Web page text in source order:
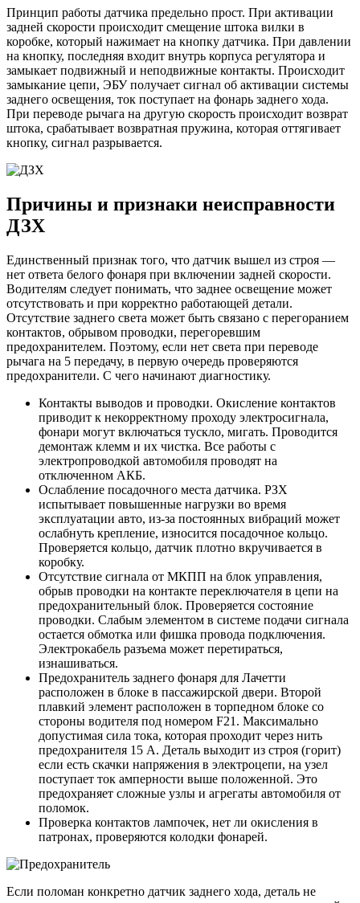
Принцип работы датчика предельно прост. При активации
задней скорости происходит смещение штока вилки в
коробке, который нажимает на кнопку датчика. При давлении
на кнопку, последняя входит внутрь корпуса регулятора и
замыкает подвижный и неподвижные контакты. Происходит
замыкание цепи, ЭБУ получает сигнал об активации системы
заднего освещения, ток поступает на фонарь заднего хода.
При переводе рычага на другую скорость происходит возврат
штока, срабатывает возвратная пружина, которая оттягивает
кнопку, сигнал разрывается.
Причины и признаки неисправности
ДЗХ
Единственный признак того, что датчик вышел из строя —
нет ответа белого фонаря при включении задней скорости.
Водителям следует понимать, что заднее освещение может
отсутствовать и при корректно работающей детали.
Отсутствие заднего света может быть связано с перегоранием
контактов, обрывом проводки, перегоревшим
предохранителем. Поэтому, если нет света при переводе
рычага на 5 передачу, в первую очередь проверяются
предохранители. С чего начинают диагностику.
Контакты выводов и проводки. Окисление контактов
приводит к некорректному проходу электросигнала,
фонари могут включаться тускло, мигать. Проводится
демонтаж клемм и их чистка. Все работы с
электропроводкой автомобиля проводят на
отключенном АКБ.
Ослабление посадочного места датчика. РЗХ
испытывает повышенные нагрузки во время
эксплуатации авто, из-за постоянных вибраций может
ослабнуть крепление, износится посадочное кольцо.
Проверяется кольцо, датчик плотно вкручивается в
коробку.
Отсутствие сигнала от МКПП на блок управления,
обрыв проводки на контакте переключателя в цепи на
предохранительный блок. Проверяется состояние
проводки. Слабым элементом в системе подачи сигнала
остается обмотка или фишка провода подключения.
Электрокабель разъема может перетираться,
изнашиваться.
Предохранитель заднего фонаря для Лачетти
расположен в блоке в пассажирской двери. Второй
плавкий элемент расположен в торпедном блоке со
стороны водителя под номером F21. Максимально
допустимая сила тока, которая проходит через нить
предохранителя 15 А. Деталь выходит из строя (горит)
если есть скачки напряжения в электроцепи, на узел
поступает ток амперности выше положенной. Это
предохраняет сложные узлы и агрегаты автомобиля от
поломок.
Проверка контактов лампочек, нет ли окисления в
патронах, проверяются колодки фонарей.
Если поломан конкретно датчик заднего хода, деталь не